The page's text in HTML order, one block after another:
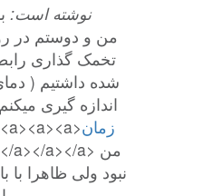
royad نوشته است:
من و دوستم در
تخمک گذاری
شده داشتیم (
اندازه گیری
همیشگی آن <a><a><a>زمان
</a></a></a> من
نبود ولی ظاهرا با